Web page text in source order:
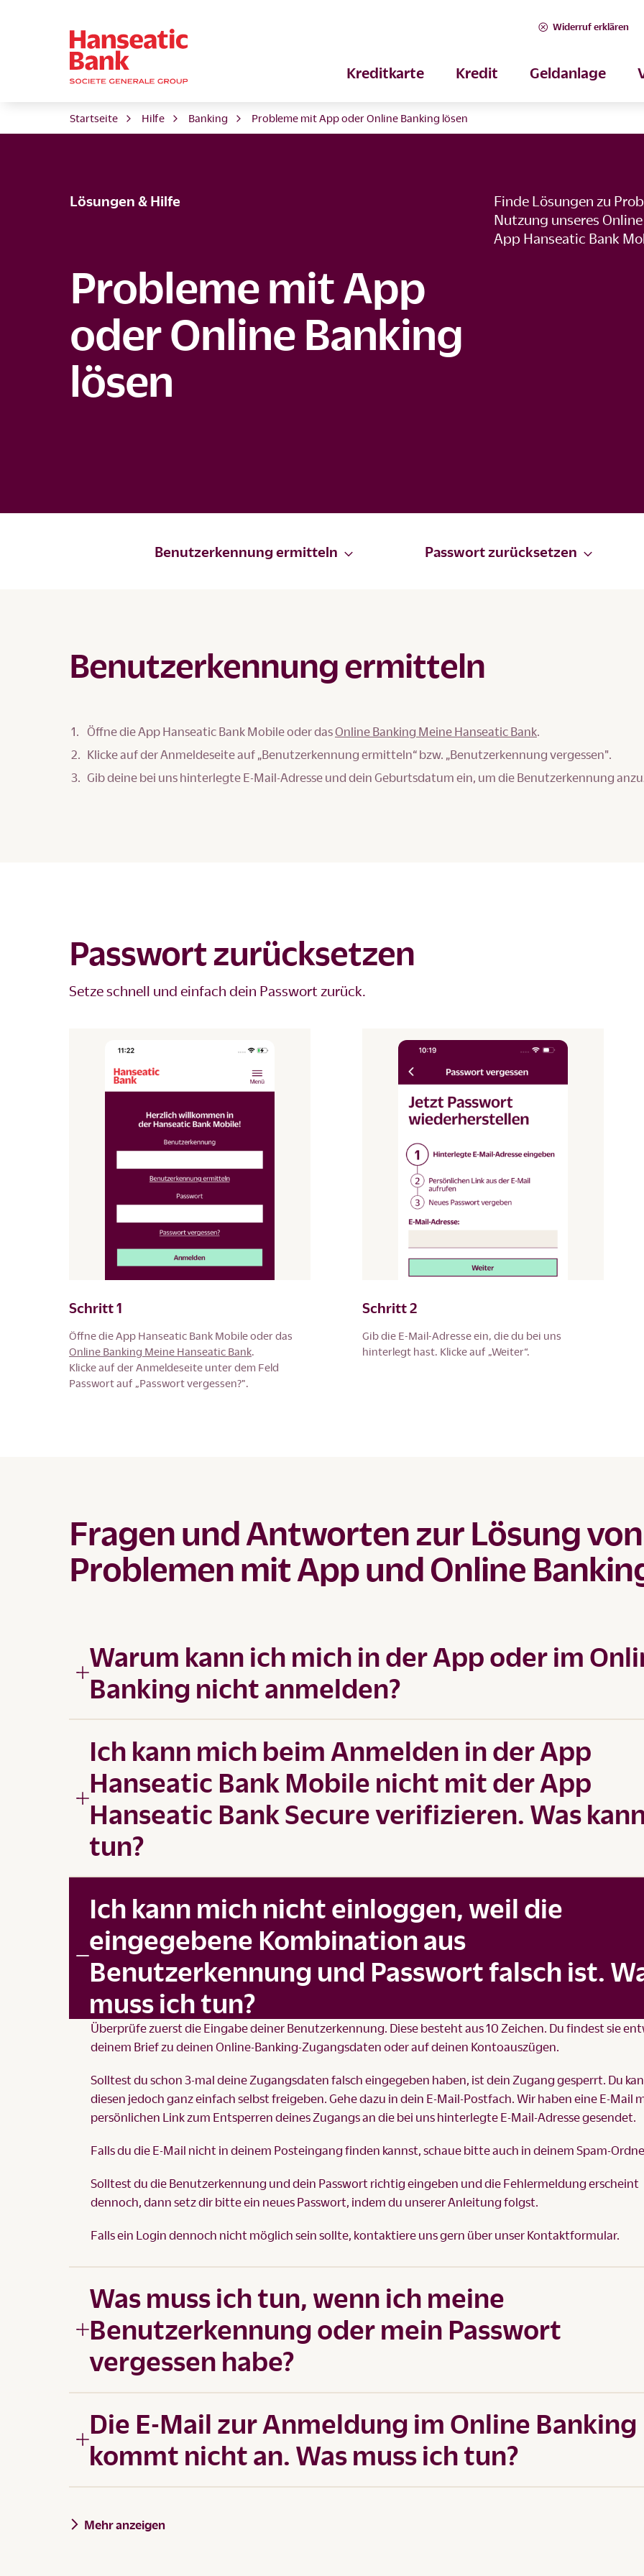
Widerruf erklären
Kreditkarte Kredit Geldanlage
Startseite Hilfe Banking Probleme mit App oder Online Banking lösen
Lösungen & Hilfe
Probleme mit App
oder Online Banking
lösen
Finde Lösungen zu
Nutzung unseres
App Hanseatic Bank
Benutzerkennung ermitteln Passwort zurücksetzen
Benutzerkennung ermitteln
Öffne die App Hanseatic Bank Mobile oder dasOnline Banking Meine Hanseatic Bank.
Klicke auf der Anmeldeseite auf „Benutzerkennung ermitteln“ bzw. „Benutzerkennung vergessen".
Gib deine bei uns hinterlegte E-Mail-Adresse und dein Geburtsdatum ein, um die Benutzerkennung
Passwort zurücksetzen
Setze schnell und einfach dein Passwort zurück.
Schritt 1
Öffne die App Hanseatic Bank Mobile oder das
Online Banking Meine Hanseatic Bank
Klicke auf der Anmeldeseite unter dem Feld
Passwort auf „Passwort vergessen?".
Schritt 2
Gib die E-Mail-Adresse ein, die du bei uns
hinterlegt hast. Klicke auf „Weiter“.
Fragen und Antworten zur Lösung von
Problemen mit App und Online
Warum kann ich mich in der App oder im
Banking nicht anmelden?
Ich kann mich beim Anmelden in der App
Hanseatic Bank Mobile nicht mit der App
Hanseatic Bank Secure verifizieren. Was
tun?
Ich kann mich nicht einloggen, weil die
eingegebene Kombination aus
Benutzerkennung und Passwort falsch ist.
muss ich tun?
Überprüfe zuerst die Eingabe deiner Benutzerkennung. Diese besteht aus 10 Zeichen. Du findest sie
deinem Brief zu deinen Online-Banking-Zugangsdaten oder auf deinen Kontoauszügen.
Solltest du schon 3-mal deine Zugangsdaten falsch eingegeben haben, ist dein Zugang gesperrt. Du
diesen jedoch ganz einfach selbst freigeben. Gehe dazu in dein E-Mail-Postfach. Wir haben eine E-Mail
persönlichen Link zum Entsperren deines Zugangs an die bei uns hinterlegte E-Mail-Adresse gesendet.
Falls du die E-Mail nicht in deinem Posteingang finden kannst, schaue bitte auch in deinem Spam-
Solltest du die Benutzerkennung und dein Passwort richtig eingeben und die Fehlermeldung erscheint
dennoch, dann setz dir bitte ein neues Passwort, indem du unserer Anleitung folgst.
Falls ein Login dennoch nicht möglich sein sollte, kontaktiere uns gern über unser Kontaktformular.
Was muss ich tun, wenn ich meine
Benutzerkennung oder mein Passwort
vergessen habe?
Die E-Mail zur Anmeldung im Online Banking
kommt nicht an. Was muss ich tun?
Mehr anzeigen